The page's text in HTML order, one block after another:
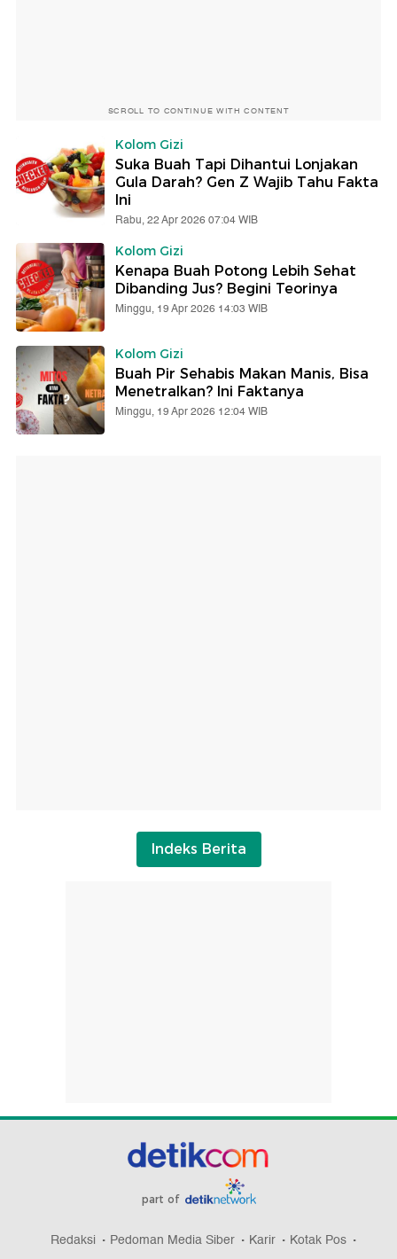
SCROLL TO CONTINUE WITH CONTENT
Kolom Gizi
Suka Buah Tapi Dihantui Lonjakan
Gula Darah? Gen Z Wajib Tahu Fakta
Ini
Rabu, 22 Apr 2026 07:04 WIB
Kolom Gizi
Kenapa Buah Potong Lebih Sehat
Dibanding Jus? Begini Teorinya
Minggu, 19 Apr 2026 14:03 WIB
Kolom Gizi
Buah Pir Sehabis Makan Manis, Bisa
Menetralkan? Ini Faktanya
Minggu, 19 Apr 2026 12:04 WIB
Indeks Berita
part of
Redaksi Pedoman Media Siber Karir
Kotak Pos